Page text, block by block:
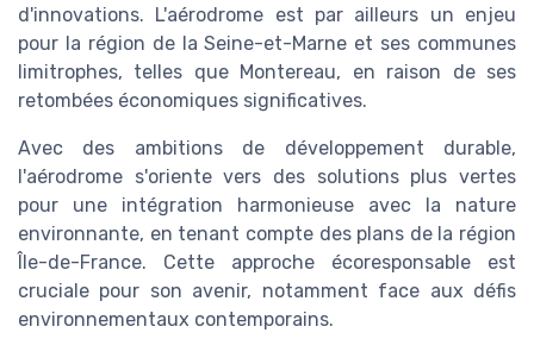
d'innovations. L'aérodrome est par ailleurs un enjeu
pour la région de la Seine-et-Marne et ses communes
limitrophes, telles que Montereau, en raison de ses
retombées économiques significatives.
Avec des ambitions de développement durable,
l'aérodrome s'oriente vers des solutions plus vertes
pour une intégration harmonieuse avec la nature
environnante, en tenant compte des plans de la région
Île-de-France. Cette approche écoresponsable est
cruciale pour son avenir, notamment face aux défis
environnementaux contemporains.